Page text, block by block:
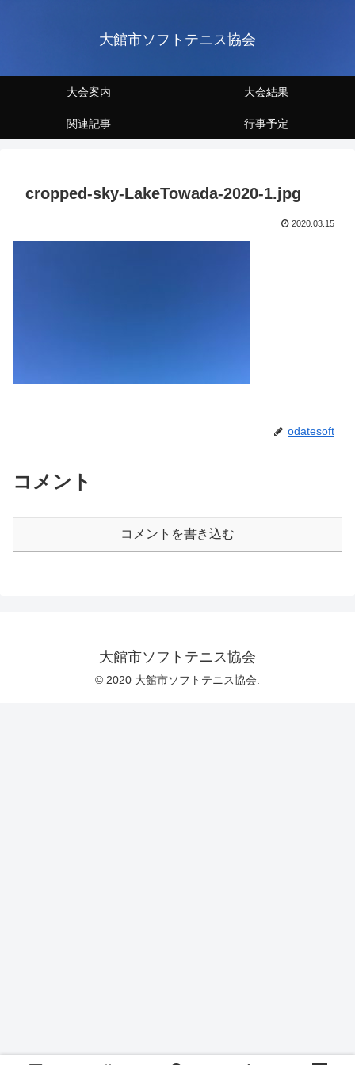
大館市ソフトテニス協会
大会案内 大会結果
関連記事 行事予定
cropped-sky-LakeTowada-2020-1.jpg
2020.03.15
odatesoft
コメント
コメントを書き込む
大館市ソフトテニス協会
© 2020 大館市ソフトテニス協会.